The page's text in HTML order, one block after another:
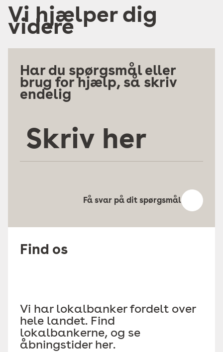
Vi hjælper dig
videre
Har du spørgsmål eller
brug for hjælp, så skriv
endelig
her
Få svar på dit spørgsmål
Find os
Vi har lokalbanker fordelt over
hele landet. Find
lokalbankerne, og se
åbningstider her.